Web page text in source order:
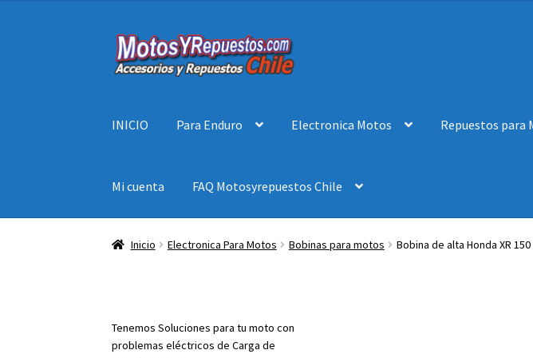
Ir
a
Ir
al
INICIO Para Enduro Electronica Motos Repuestos para
Mi cuenta FAQ Motosyrepuestos Chile
Inicio Electronica Para Motos Bobinas para motos Bobina de alta Honda XR
Tenemos Soluciones para tu moto con
problemas eléctricos de Carga de